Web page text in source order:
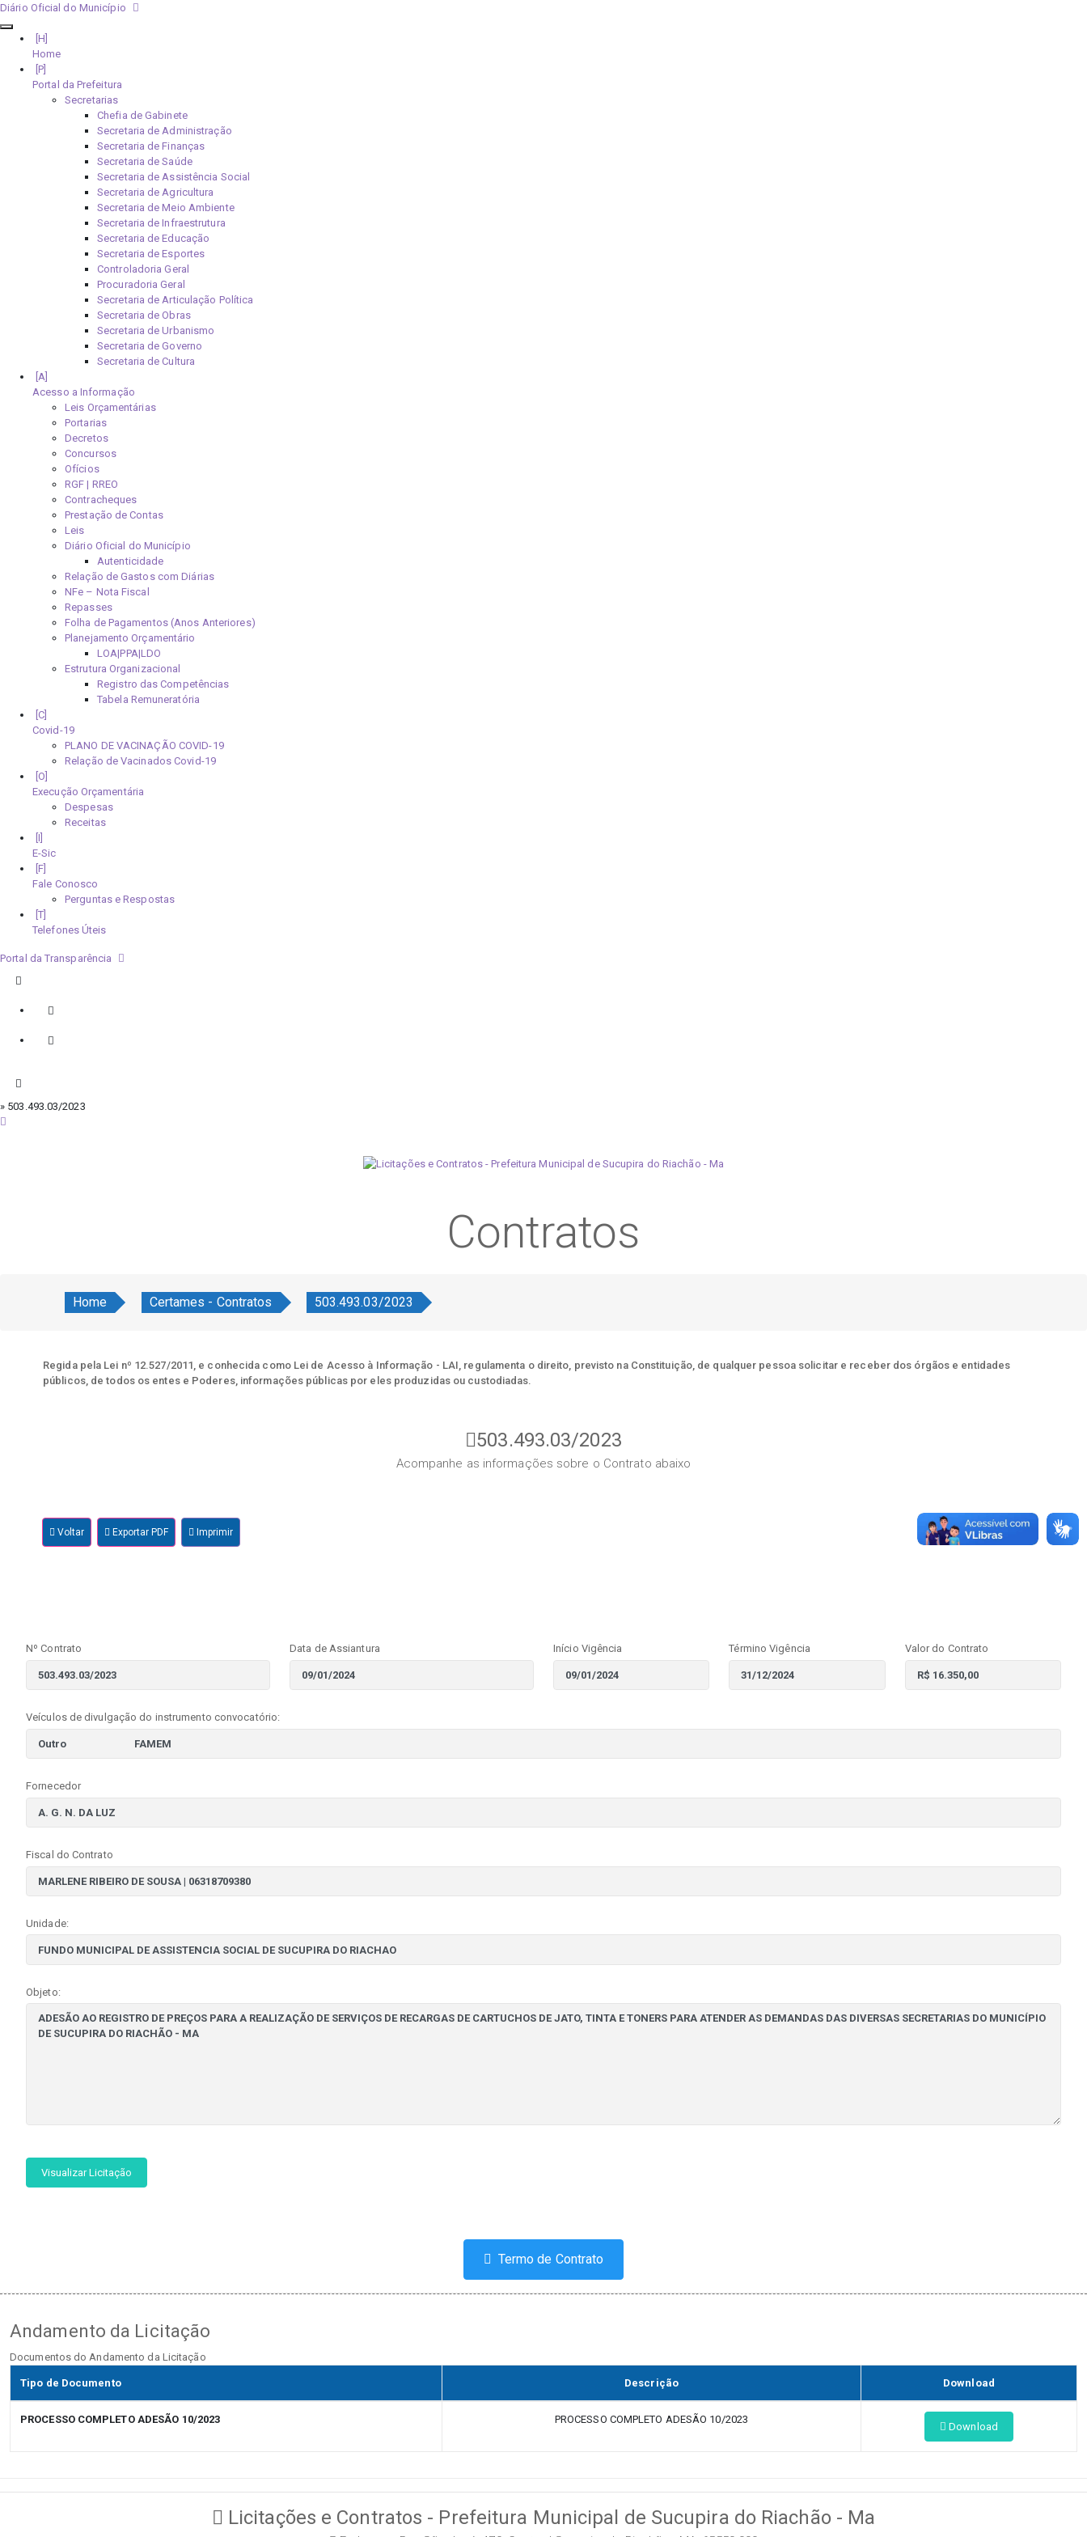
Diário Oficial do Município
Home
Portal da Prefeitura
Secretarias
Chefia de Gabinete
Secretaria de Administração
Secretaria de Finanças
Secretaria de Saúde
Secretaria de Assistência Social
Secretaria de Agricultura
Secretaria de Meio Ambiente
Secretaria de Infraestrutura
Secretaria de Educação
Secretaria de Esportes
Controladoria Geral
Procuradoria Geral
Secretaria de Articulação Política
Secretaria de Obras
Secretaria de Urbanismo
Secretaria de Governo
Secretaria de Cultura
Acesso a Informação
Leis Orçamentárias
Portarias
Decretos
Concursos
Ofícios
RGF | RREO
Contracheques
Prestação de Contas
Leis
Diário Oficial do Município
Autenticidade
Relação de Gastos com Diárias
NFe – Nota Fiscal
Repasses
Folha de Pagamentos (Anos Anteriores)
Planejamento Orçamentário
LOA|PPA|LDO
Estrutura Organizacional
Registro das Competências
Tabela Remuneratória
Covid-19
PLANO DE VACINAÇÃO COVID-19
Relação de Vacinados Covid-19
Execução Orçamentária
Despesas
Receitas
E-Sic
Fale Conosco
Perguntas e Respostas
Telefones Úteis
Portal da Transparência
» 503.493.03/2023
Contratos
Home Certames - Contratos 503.493.03/2023
Regida pela Lei nº 12.527/2011, e conhecida como Lei de Acesso à Informação - LAI, regulamenta o direito, previsto na Constituição, de qualquer pessoa solicitar e receber dos órgãos e entidades
públicos, de todos os entes e Poderes, informações públicas por eles produzidas ou custodiadas.
503.493.03/2023
Acompanhe as informações sobre o Contrato abaixo
Voltar Exportar PDF Imprimir
Nº Contrato Data de Assiantura Início Vigência Término Vigência Valor do Contrato
Veículos de divulgação do instrumento convocatório:
Fornecedor
Fiscal do Contrato
Unidade:
Objeto:
Visualizar Licitação
Termo de Contrato
Andamento da Licitação
Documentos do Andamento da Licitação
Tipo de Documento Descrição Download
PROCESSO COMPLETO ADESÃO 10/2023 PROCESSO COMPLETO ADESÃO 10/2023
Download
Licitações e Contratos - Prefeitura Municipal de Sucupira do Riachão - Ma